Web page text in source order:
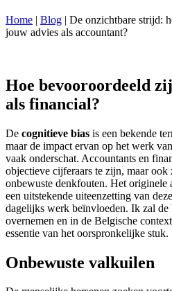
Home | Blog | De onzichtbare strijd:
jouw advies als accountant?
Hoe bevooroordeeld
als financial?
De cognitieve bias is een bekende
maar de impact ervan op het werk
vaak onderschat. Accountants en
objectieve cijferaars te zijn, maar
onbewuste denkfouten. Het originele
een uitstekende uiteenzetting van
dagelijks werk beïnvloeden. Ik zal de
overnemen en in de Belgische
essentie van het oorspronkelijke stuk.
Onbewuste valkuilen